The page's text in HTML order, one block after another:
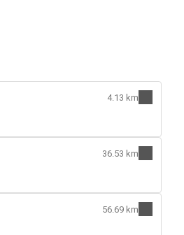
4.13 km
36.53 km
56.69 km